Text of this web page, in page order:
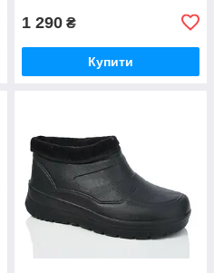
1 290 ₴
Купити